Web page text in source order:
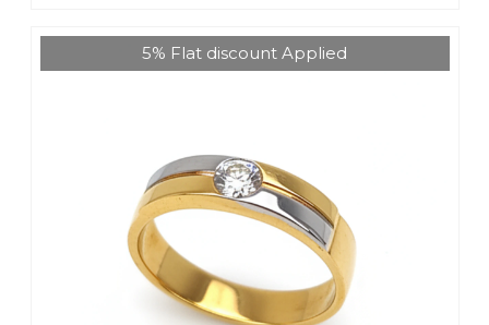
5% Flat discount Applied